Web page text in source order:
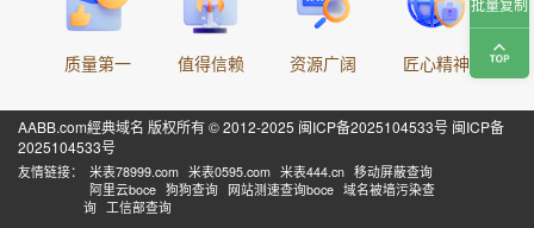
质量第一 值得信赖 资源广阔 匠心精神
AABB.com經典域名 版权所有 © 2012-2025 闽ICP备2025104533号 闽ICP备
2025104533号
友情链接： 米表78999.com 米表0595.com 米表444.cn 移动屏蔽查询
阿里云boce 狗狗查询 网站测速查询boce 域名被墙污染查
询 工信部查询
批量复制